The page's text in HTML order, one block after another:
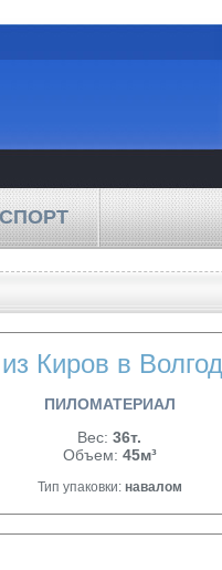
Киров в
ПИЛОМАТЕРИАЛ
Вес: 36т.
Объем: 45м³
Тип упаковки: навалом